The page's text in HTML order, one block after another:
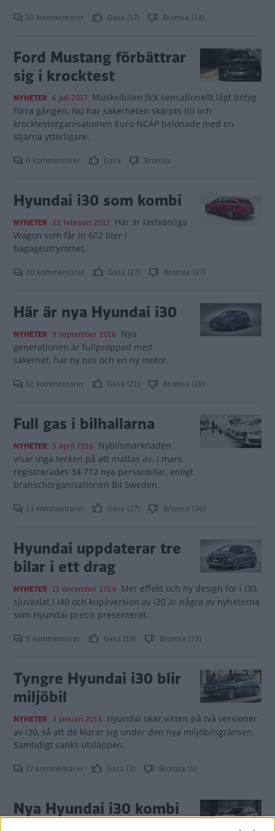
16 kommentarer Gasa (17) Bromsa (14)
Ford Mustang förbättrar
sig i krocktest
NYHETER 6 juli 2017 Muskelbilen fick sensationellt lågt betyg
förra gången. Nu har säkerheten skärpts till och
krocktestorganisationen Euro NCAP belönade med en
stjärna ytterligare.
0 kommentarer Gasa Bromsa
Hyundai i30 som kombi
NYHETER 22 februari 2017 Här är lastvänliga
Wagon som får in 602 liter i
bagageutrymmet.
20 kommentarer Gasa (27) Bromsa (27)
Här är nya Hyundai i30
NYHETER 9 september 2016 Nya
generationen är fullproppad med
säkerhet, har ny nos och en ny motor.
12 kommentarer Gasa (21) Bromsa (19)
Full gas i bilhallarna
NYHETER 5 april 2016 Nybilsmarknaden
visar inga tecken på att mattas av. I mars
registrerades 34 712 nya personbilar, enligt
branschorganisationen Bil Sweden.
13 kommentarer Gasa (27) Bromsa (36)
Hyundai uppdaterar tre
bilar i ett drag
NYHETER 11 december 2014 Mer effekt och ny design för i i30,
sjuväxlat i i40 och kupéversion av i20 är några av nyheterna
som Hyundai precis presenterat.
5 kommentarer Gasa (19) Bromsa (73)
Tyngre Hyundai i30 blir
miljöbil
NYHETER 3 januari 2013 Hyundai ökar vikten på två versioner
av i30, så att de klarar sig under den nya miljöbilsgränsen.
Samtidigt sänks utsläppen.
17 kommentarer Gasa (3) Bromsa (5)
Nya Hyundai i30 kombi